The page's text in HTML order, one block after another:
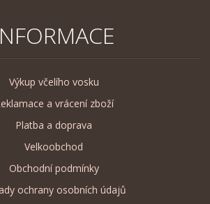
Výkup včelího vosku
a vrácení zboží
Platba a doprava
Velkoobchod
Obchodní podmínky
ochrany osobních údajů